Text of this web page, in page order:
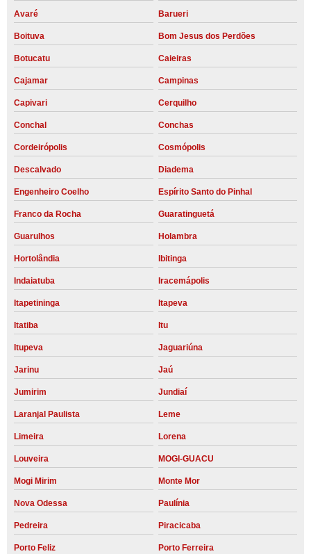
Avaré Barueri
Boituva Bom Jesus dos Perdões
Botucatu Caieiras
Cajamar Campinas
Capivari Cerquilho
Conchal Conchas
Cordeirópolis Cosmópolis
Descalvado Diadema
Engenheiro Coelho Espírito Santo do Pinhal
Franco da Rocha Guaratinguetá
Guarulhos Holambra
Hortolândia Ibitinga
Indaiatuba Iracemápolis
Itapetininga Itapeva
Itatiba Itu
Itupeva Jaguariúna
Jarinu Jaú
Jumirim Jundiaí
Laranjal Paulista Leme
Limeira Lorena
Louveira MOGI-GUACU
Mogi Mirim Monte Mor
Nova Odessa Paulínia
Pedreira Piracicaba
Porto Feliz Porto Ferreira